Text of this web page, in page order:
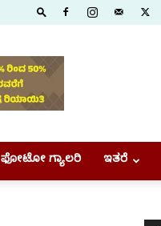
ಫೋಟೋ ಗ್ಯಾಲರಿ ಇತರೆ